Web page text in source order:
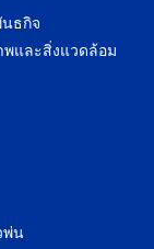
ธกิจ
และสิ่งแวดล้อม
พ่น